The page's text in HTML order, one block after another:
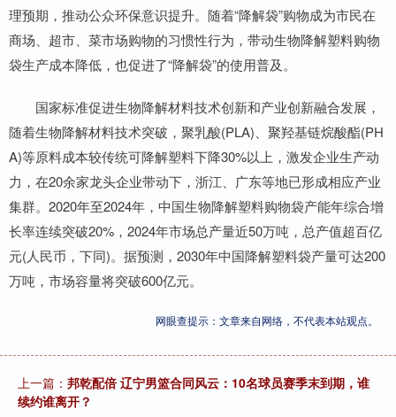
理预期，推动公众环保意识提升。随着“降解袋”购物成为市民在
商场、超市、菜市场购物的习惯性行为，带动生物降解塑料购物
袋生产成本降低，也促进了“降解袋”的使用普及。
国家标准促进生物降解材料技术创新和产业创新融合发展，
随着生物降解材料技术突破，聚乳酸(PLA)、聚羟基链烷酸酯(PH
A)等原料成本较传统可降解塑料下降30%以上，激发企业生产动
力，在20余家龙头企业带动下，浙江、广东等地已形成相应产业
集群。2020年至2024年，中国生物降解塑料购物袋产能年综合增
长率连续突破20%，2024年市场总产量近50万吨，总产值超百亿
元(人民币，下同)。据预测，2030年中国降解塑料袋产量可达200
万吨，市场容量将突破600亿元。
网眼查提示：文章来自网络，不代表本站观点。
上一篇： 邦乾配倍 辽宁男篮合同风云：10名球员赛季末到期，谁
续约谁离开？